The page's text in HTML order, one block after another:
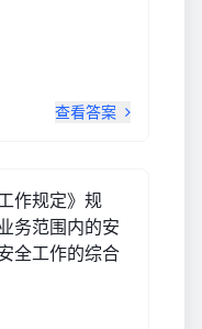
查看答案
作规定》规
务范围内的安
全工作的综合